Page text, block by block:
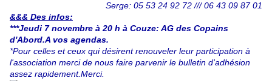
Serge: 05 53 24 92 72 /// 06 43 09 87 01
&&& Des infos:
***Jeudi 7 novembre à 20 h à Couze: AG des Copains
d'Abord.A vos agendas.
*Pour celles et ceux qui désirent renouveler leur participation à
l'association merci de nous faire parvenir le bulletin d'adhésion
assez rapidement.Merci.